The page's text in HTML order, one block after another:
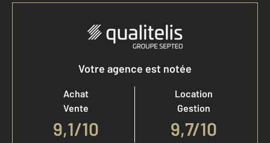
Votre agence est notée
Achat
Vente
9,1/10
Location
Gestion
9,7/10